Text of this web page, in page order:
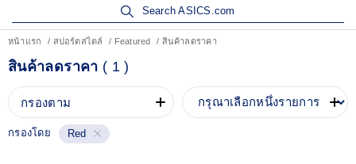
Search ASICS.com
หน้าแรก สปอร์ตสไตล์ Featured สินค้าลดราคา
สินค้าลดราคา ( 1)
กรองตาม
กรองโดย Red